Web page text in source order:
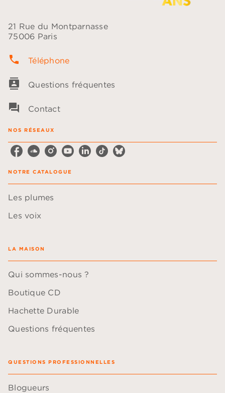
21 Rue du Montparnasse
75006 Paris
phone Téléphone
contacts Questions fréquentes
question_answer Contact
NOS RÉSEAUX
NOTRE CATALOGUE
Les plumes
Les voix
LA MAISON
Qui sommes-nous ?
Boutique CD
Hachette Durable
Questions fréquentes
QUESTIONS PROFESSIONNELLES
Blogueurs